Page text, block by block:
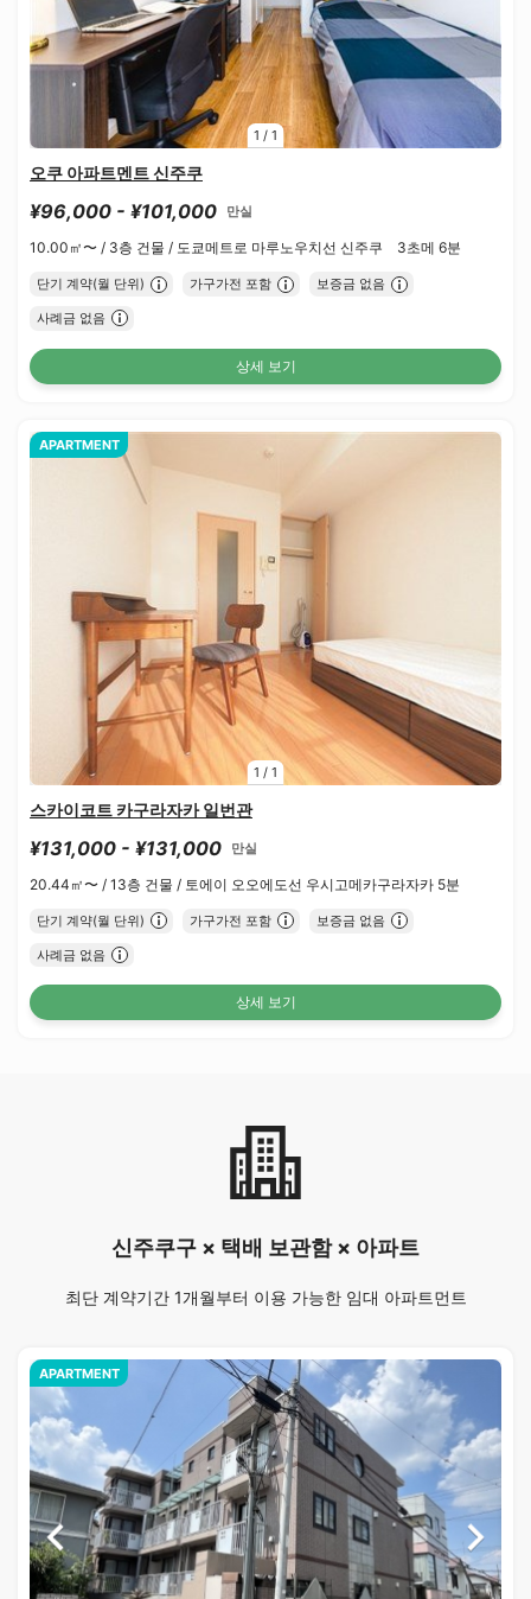
1 / 1
오쿠 아파트멘트 신주쿠
¥96,000 - ¥101,000 만실
10.00㎡〜 / 3층 건물 / 도쿄메트로 마루노우치선 신주쿠 3초메 6분
단기 계약(월 단위) 가구가전 포함 보증금 없음
사례금 없음
상세 보기
1 / 1
APARTMENT
스카이코트 카구라자카 일번관
¥131,000 - ¥131,000 만실
20.44㎡〜 / 13층 건물 / 토에이 오오에도선 우시고메카구라자카 5분
단기 계약(월 단위) 가구가전 포함 보증금 없음
사례금 없음
상세 보기
신주쿠구 × 택배 보관함 × 아파트
최단 계약기간 1개월부터 이용 가능한 임대 아파트먼트
APARTMENT